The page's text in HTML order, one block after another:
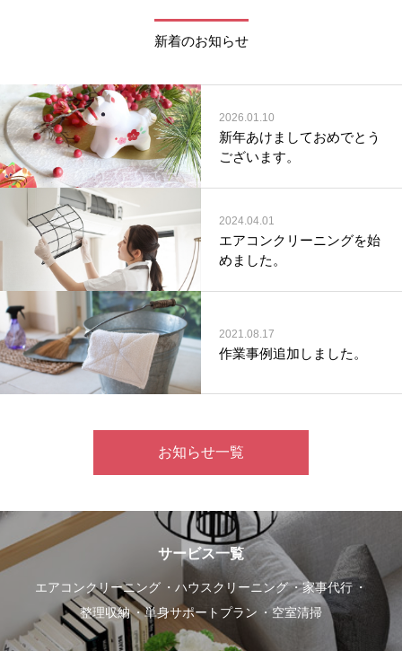
新着のお知らせ
2026.01.10
新年あけましておめでとう
ございます。
2024.04.01
エアコンクリーニングを始
めました。
2021.08.17
作業事例追加しました。
お知らせ一覧
サービス一覧
エアコンクリーニング ハウスクリーニング
家事代行
整理収納
単身サポートプラン 空室清掃